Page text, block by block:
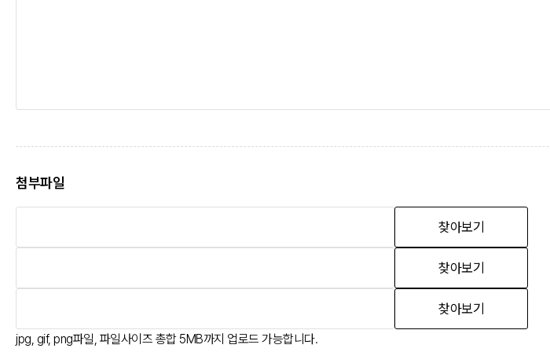
첨부파일
찾아보기
찾아보기
찾아보기
jpg, gif, png파일, 파일사이즈 총합 5MB까지 업로드 가능합니다.